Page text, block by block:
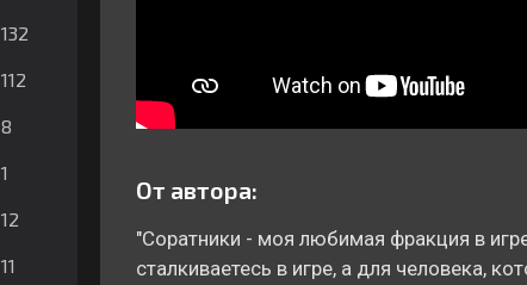
132
112
8
1
12
11
От автора:
"Соратники - моя любимая фракция в
сталкиваетесь в игре, а для человека,